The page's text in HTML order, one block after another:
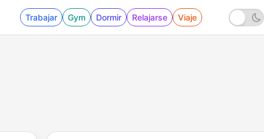
Trabajar Gym Dormir Relajarse Viaje